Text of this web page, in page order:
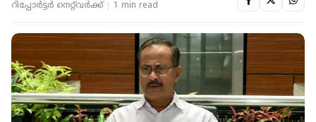
റിപ്പോർട്ടർ നെറ്റ്‌വര്‍ക്ക്‌ 1 min read